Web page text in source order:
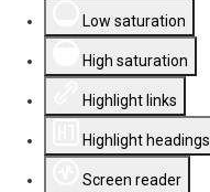
Low saturation
High saturation
Highlight links
Highlight headings
Screen reader